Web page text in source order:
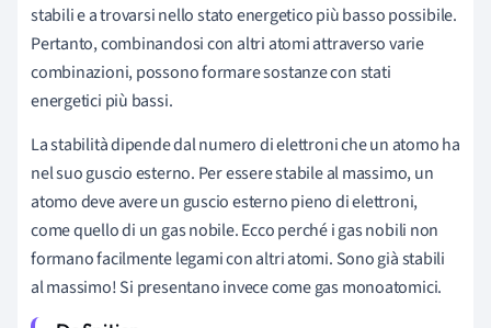
stabili e a trovarsi nello stato energetico più basso possibile.
Pertanto, combinandosi con altri atomi attraverso varie
combinazioni, possono formare sostanze con stati
energetici più bassi.
La stabilità dipende dal numero di elettroni che un atomo ha
nel suo guscio esterno. Per essere stabile al massimo, un
atomo deve avere un guscio esterno pieno di elettroni,
come quello di un gas nobile. Ecco perché i gas nobili non
formano facilmente legami con altri atomi. Sono già stabili
al massimo! Si presentano invece come gas monoatomici.